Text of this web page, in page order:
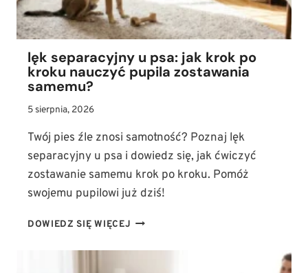
lęk separacyjny u psa: jak krok po
kroku nauczyć pupila zostawania
samemu?
5 sierpnia, 2026
Twój pies źle znosi samotność? Poznaj lęk
separacyjny u psa i dowiedz się, jak ćwiczyć
zostawanie samemu krok po kroku. Pomóż
swojemu pupilowi już dziś!
DOWIEDZ SIĘ WIĘCEJ LĘK
U